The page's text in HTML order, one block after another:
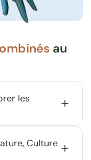
au
les
Culture